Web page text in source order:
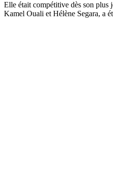
Elle était compétitive dès son plus
Kamel Ouali et Hélène Segara, a